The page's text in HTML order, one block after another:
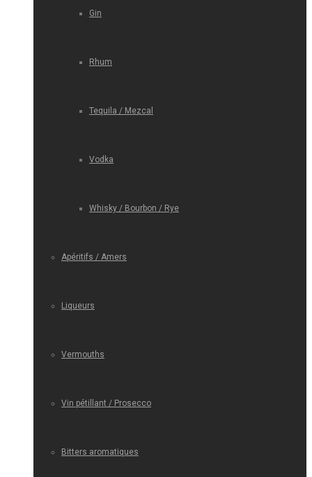
Gin
Rhum
Tequila / Mezcal
Vodka
Whisky / Bourbon / Rye
Apéritifs / Amers
Liqueurs
Vermouths
Vin pétillant / Prosecco
Bitters aromatiques